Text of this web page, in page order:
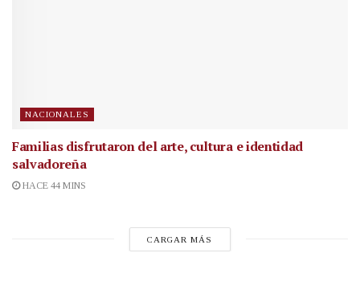
NACIONALES
Familias disfrutaron del arte, cultura e identidad
salvadoreña
HACE 44 MINS
CARGAR MÁS